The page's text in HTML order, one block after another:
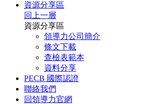
資源分享區
回上一層
資源分享區
領導力公司簡介
條文下載
查檢表範本
資料分享
PECB 國際認證
聯絡我們
回領導力官網